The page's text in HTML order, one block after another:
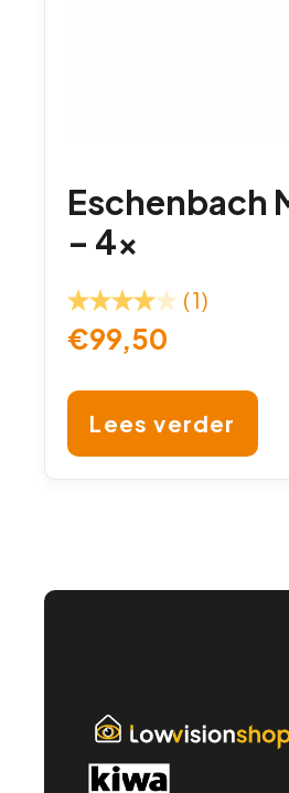
Eschenbach
– 4x
(1)
€99,50
Lees verder